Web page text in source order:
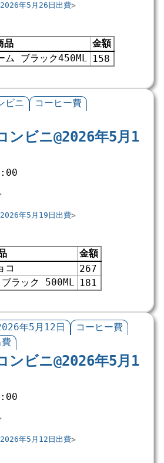
2026年5月26日出費
品
金額
ム ブラック450ML 158
ビニ
コーヒー費
ンビニ@2026年5月1
2026年5月19日出費
金額
コ
267
ラック 500ML 181
年5月12日
コーヒー費
ンビニ@2026年5月1
2026年5月12日出費